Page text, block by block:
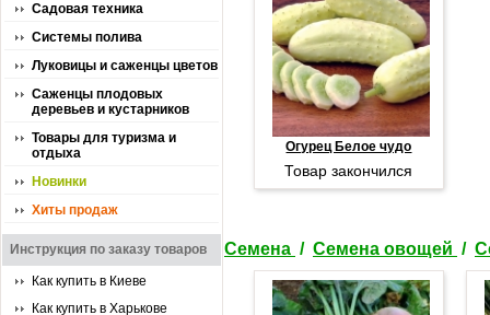
Садовая техника
Системы полива
Луковицы и саженцы цветов
Саженцы плодовых
деревьев и кустарников
Товары для туризма и
отдыха
Новинки
Хиты продаж
Инструкция по заказу товаров
Как купить в Киеве
Как купить в Харькове
Огурец Белое чудо
Товар закончился
Семена / Семена овощей /